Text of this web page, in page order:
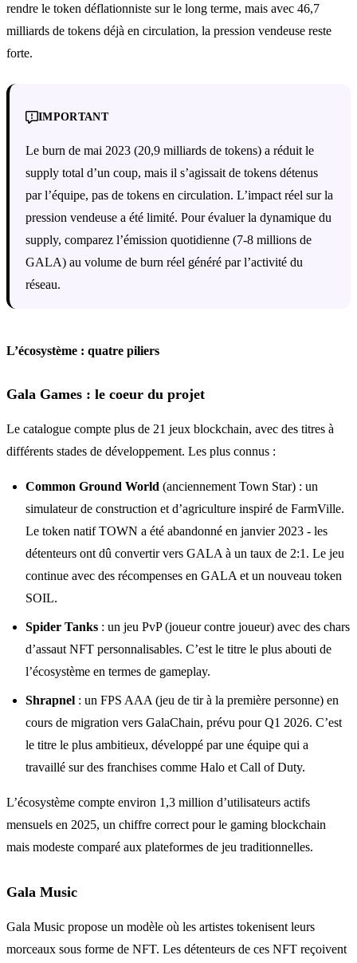
rendre le token déflationniste sur le long terme, mais avec 46,7
milliards de tokens déjà en circulation, la pression vendeuse reste
forte.
IMPORTANT
Le burn de mai 2023 (20,9 milliards de tokens) a réduit le
supply total d’un coup, mais il s’agissait de tokens détenus
par l’équipe, pas de tokens en circulation. L’impact réel sur la
pression vendeuse a été limité. Pour évaluer la dynamique du
supply, comparez l’émission quotidienne (7-8 millions de
GALA) au volume de burn réel généré par l’activité du
réseau.
L’écosystème : quatre piliers
Gala Games : le coeur du projet
Le catalogue compte plus de 21 jeux blockchain, avec des titres à
différents stades de développement. Les plus connus :
Common Ground World (anciennement Town Star) : un
simulateur de construction et d’agriculture inspiré de FarmVille.
Le token natif TOWN a été abandonné en janvier 2023 - les
détenteurs ont dû convertir vers GALA à un taux de 2:1. Le jeu
continue avec des récompenses en GALA et un nouveau token
SOIL.
Spider Tanks : un jeu PvP (joueur contre joueur) avec des chars
d’assaut NFT personnalisables. C’est le titre le plus abouti de
l’écosystème en termes de gameplay.
Shrapnel : un FPS AAA (jeu de tir à la première personne) en
cours de migration vers GalaChain, prévu pour Q1 2026. C’est
le titre le plus ambitieux, développé par une équipe qui a
travaillé sur des franchises comme Halo et Call of Duty.
L’écosystème compte environ 1,3 million d’utilisateurs actifs
mensuels en 2025, un chiffre correct pour le gaming blockchain
mais modeste comparé aux plateformes de jeu traditionnelles.
Gala Music
Gala Music propose un modèle où les artistes tokenisent leurs
morceaux sous forme de NFT. Les détenteurs de ces NFT reçoivent